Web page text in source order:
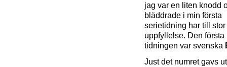
jag var en liten knodd
bläddrade i min första
serietidning har till
uppfyllelse. Den första
tidningen var svenska
Just det numret gavs